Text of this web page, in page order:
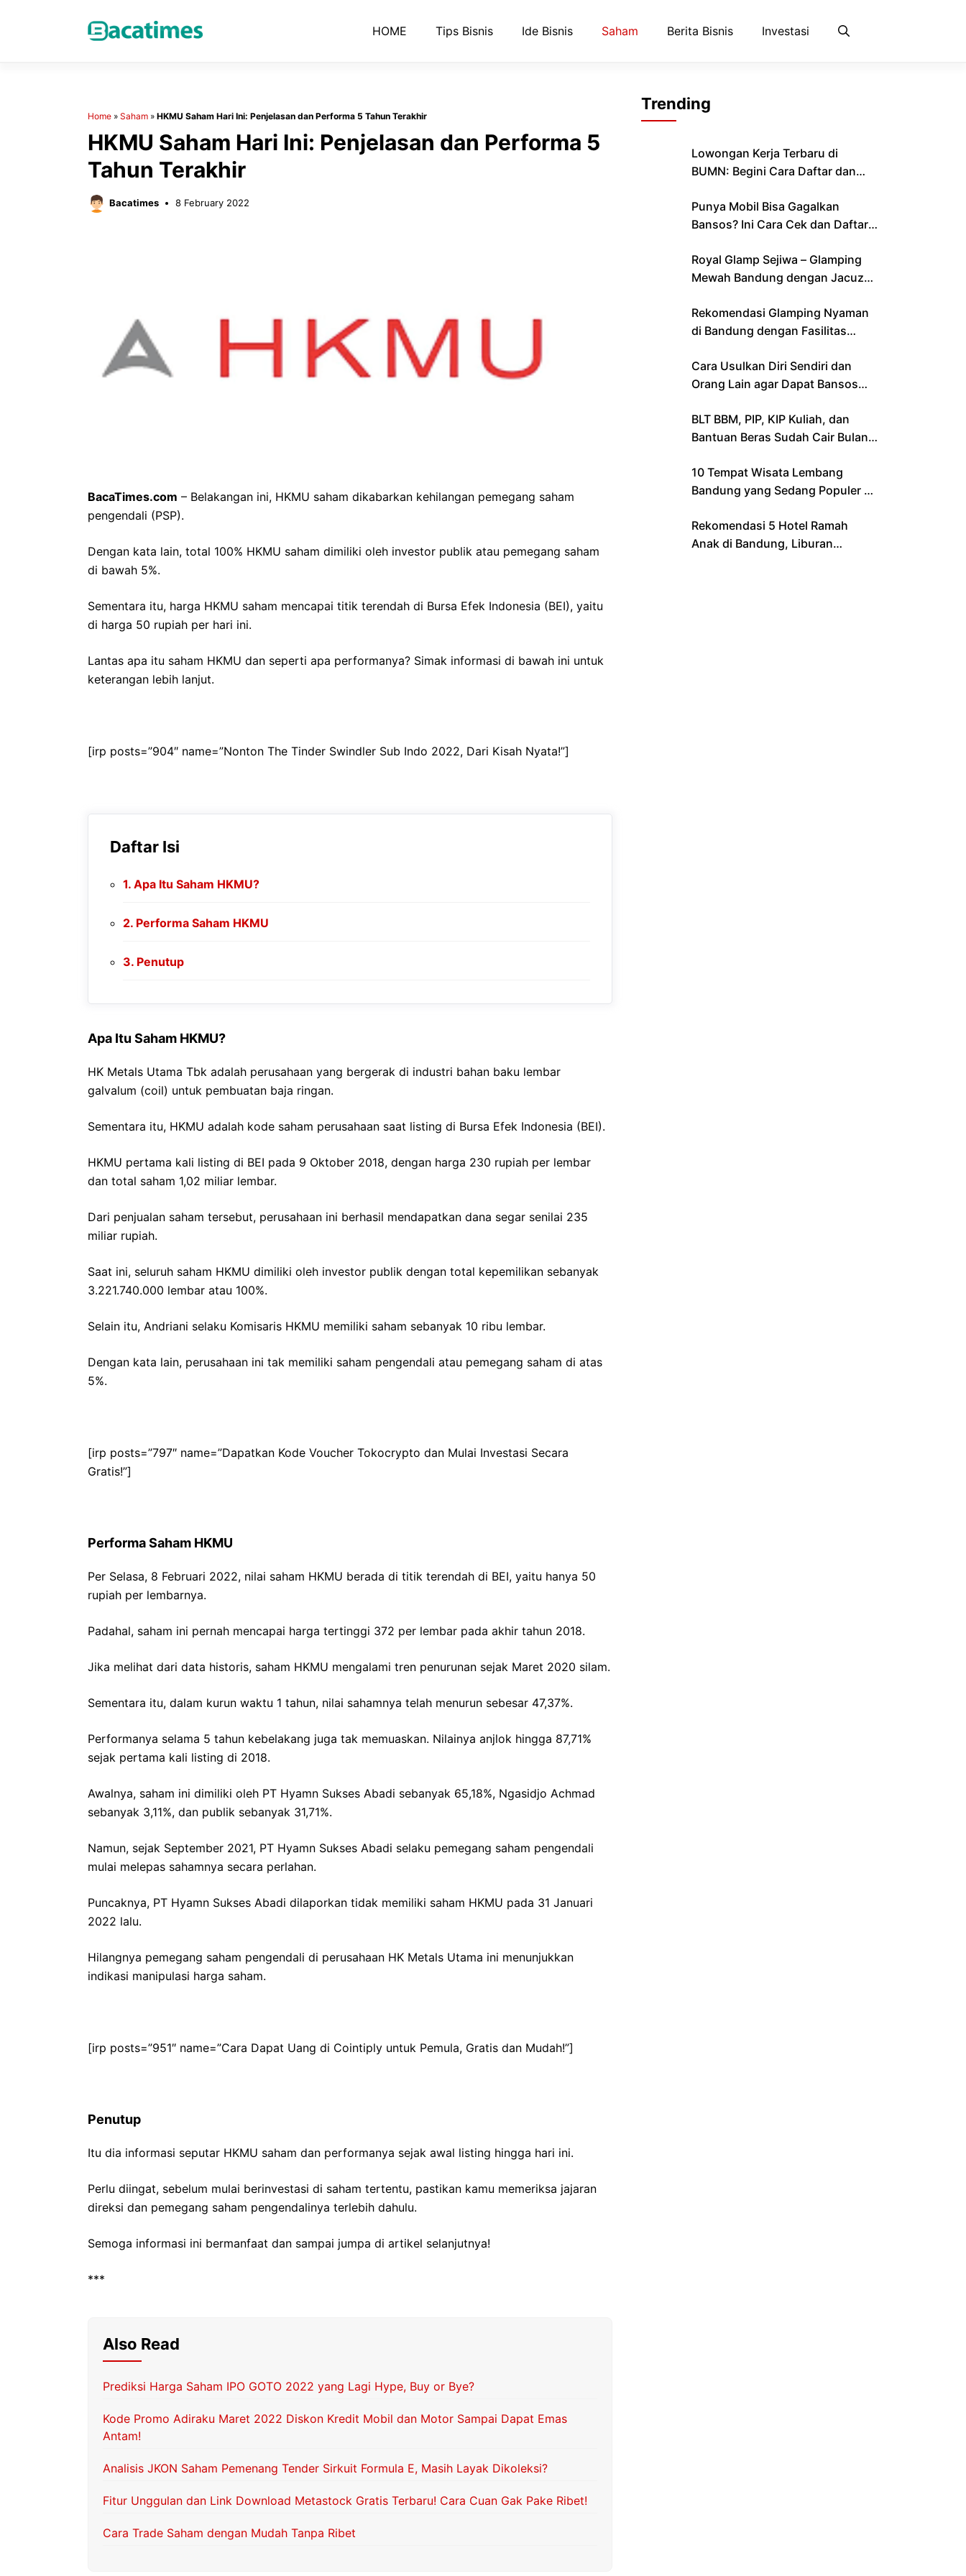
HOME Tips Bisnis Ide Bisnis Saham Berita Bisnis Investasi
Home » Saham » HKMU Saham Hari Ini: Penjelasan dan Performa 5 Tahun Terakhir
HKMU Saham Hari Ini: Penjelasan dan Performa 5
Tahun Terakhir
Bacatimes 8 February 2022
BacaTimes.com – Belakangan ini, HKMU saham dikabarkan kehilangan pemegang saham
pengendali (PSP).
Dengan kata lain, total 100% HKMU saham dimiliki oleh investor publik atau pemegang saham
di bawah 5%.
Sementara itu, harga HKMU saham mencapai titik terendah di Bursa Efek Indonesia (BEI), yaitu
di harga 50 rupiah per hari ini.
Lantas apa itu saham HKMU dan seperti apa performanya? Simak informasi di bawah ini untuk
keterangan lebih lanjut.
[irp posts=”904″ name=”Nonton The Tinder Swindler Sub Indo 2022, Dari Kisah Nyata!”]
Daftar Isi
Apa Itu Saham HKMU?
Performa Saham HKMU
Penutup
Apa Itu Saham HKMU?
HK Metals Utama Tbk adalah perusahaan yang bergerak di industri bahan baku lembar
galvalum (coil) untuk pembuatan baja ringan.
Sementara itu, HKMU adalah kode saham perusahaan saat listing di Bursa Efek Indonesia (BEI).
HKMU pertama kali listing di BEI pada 9 Oktober 2018, dengan harga 230 rupiah per lembar
dan total saham 1,02 miliar lembar.
Dari penjualan saham tersebut, perusahaan ini berhasil mendapatkan dana segar senilai 235
miliar rupiah.
Saat ini, seluruh saham HKMU dimiliki oleh investor publik dengan total kepemilikan sebanyak
3.221.740.000 lembar atau 100%.
Selain itu, Andriani selaku Komisaris HKMU memiliki saham sebanyak 10 ribu lembar.
Dengan kata lain, perusahaan ini tak memiliki saham pengendali atau pemegang saham di atas
5%.
[irp posts=”797″ name=”Dapatkan Kode Voucher Tokocrypto dan Mulai Investasi Secara
Gratis!”]
Performa Saham HKMU
Per Selasa, 8 Februari 2022, nilai saham HKMU berada di titik terendah di BEI, yaitu hanya 50
rupiah per lembarnya.
Padahal, saham ini pernah mencapai harga tertinggi 372 per lembar pada akhir tahun 2018.
Jika melihat dari data historis, saham HKMU mengalami tren penurunan sejak Maret 2020 silam.
Sementara itu, dalam kurun waktu 1 tahun, nilai sahamnya telah menurun sebesar 47,37%.
Performanya selama 5 tahun kebelakang juga tak memuaskan. Nilainya anjlok hingga 87,71%
sejak pertama kali listing di 2018.
Awalnya, saham ini dimiliki oleh PT Hyamn Sukses Abadi sebanyak 65,18%, Ngasidjo Achmad
sebanyak 3,11%, dan publik sebanyak 31,71%.
Namun, sejak September 2021, PT Hyamn Sukses Abadi selaku pemegang saham pengendali
mulai melepas sahamnya secara perlahan.
Puncaknya, PT Hyamn Sukses Abadi dilaporkan tidak memiliki saham HKMU pada 31 Januari
2022 lalu.
Hilangnya pemegang saham pengendali di perusahaan HK Metals Utama ini menunjukkan
indikasi manipulasi harga saham.
[irp posts=”951″ name=”Cara Dapat Uang di Cointiply untuk Pemula, Gratis dan Mudah!”]
Penutup
Itu dia informasi seputar HKMU saham dan performanya sejak awal listing hingga hari ini.
Perlu diingat, sebelum mulai berinvestasi di saham tertentu, pastikan kamu memeriksa jajaran
direksi dan pemegang saham pengendalinya terlebih dahulu.
Semoga informasi ini bermanfaat dan sampai jumpa di artikel selanjutnya!
***
Also Read
Prediksi Harga Saham IPO GOTO 2022 yang Lagi Hype, Buy or Bye?
Kode Promo Adiraku Maret 2022 Diskon Kredit Mobil dan Motor Sampai Dapat Emas
Antam!
Analisis JKON Saham Pemenang Tender Sirkuit Formula E, Masih Layak Dikoleksi?
Fitur Unggulan dan Link Download Metastock Gratis Terbaru! Cara Cuan Gak Pake Ribet!
Cara Trade Saham dengan Mudah Tanpa Ribet
Trending
Lowongan Kerja Terbaru di
BUMN: Begini Cara Daftar dan
Punya Mobil Bisa Gagalkan
Bansos? Ini Cara Cek dan Daftar
Royal Glamp Sejiwa – Glamping
Mewah Bandung dengan Jacuzzi
Rekomendasi Glamping Nyaman
di Bandung dengan Fasilitas
Cara Usulkan Diri Sendiri dan
Orang Lain agar Dapat Bansos
BLT BBM, PIP, KIP Kuliah, dan
Bantuan Beras Sudah Cair Bulan
10 Tempat Wisata Lembang
Bandung yang Sedang Populer di
Keluarga
Rekomendasi 5 Hotel Ramah
Anak di Bandung, Liburan